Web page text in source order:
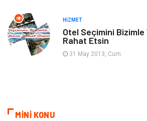
Sigorta
Mobilya
HIZMET
Otel Seçimini Bizimle
Rahat Etsin
31 May 2013, Cum
MİNİ KONU